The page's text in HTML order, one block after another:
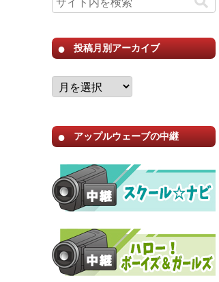
投稿月別アーカイブ
アップルウェーブの中継